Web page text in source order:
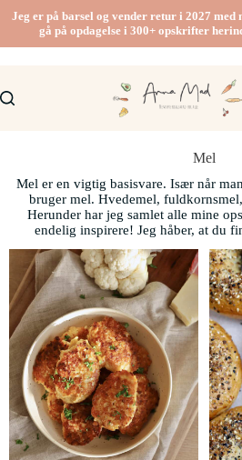
Jeg er på barsel og vender retur i 2027
gå på opdagelse i 300+ opskrifter
Mel
Mel er en vigtig basisvare. Især når
bruger mel. Hvedemel,
Herunder har jeg samlet alle mine
endelig inspirere! Jeg håber, at du